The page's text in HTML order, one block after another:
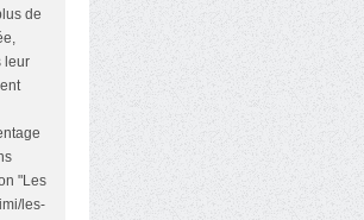
de
leur
"Les
les-